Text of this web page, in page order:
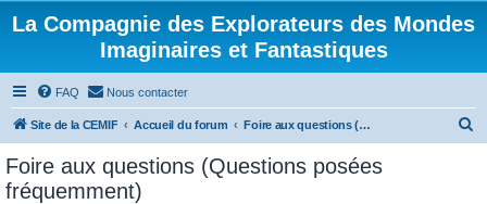
La Compagnie des Explorateurs des Mondes
Imaginaires et Fantastiques
FAQ Nous contacter
Site de la CEMIF Accueil du forum Foire aux questions (Questions posées fréquemment)
Foire aux questions (Questions posées
fréquemment)